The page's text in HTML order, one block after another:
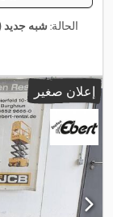
الحالة: شبه
إعلان صغير